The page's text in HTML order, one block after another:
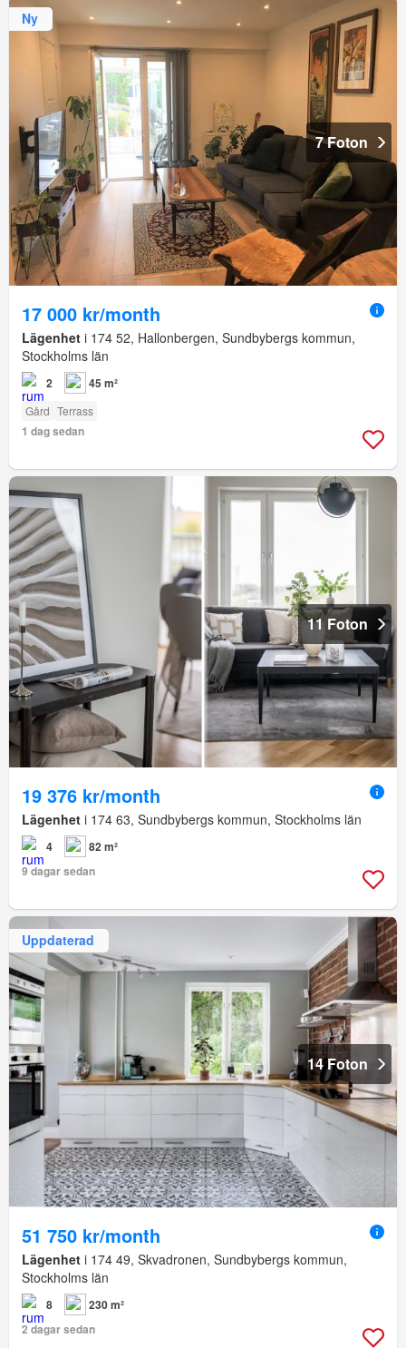
Ny
7 Foton
17 000 kr/month
Lägenhet i 174 52, Hallonbergen, Sundbybergs kommun,
Stockholms län
2 45 m²
Gård Terrass
1 dag sedan
11 Foton
19 376 kr/month
Lägenhet i 174 63, Sundbybergs kommun, Stockholms län
4
82 m²
9 dagar sedan
Uppdaterad
14 Foton
51 750 kr/month
Lägenhet i 174 49, Skvadronen, Sundbybergs kommun,
Stockholms län
8
230 m²
2 dagar sedan